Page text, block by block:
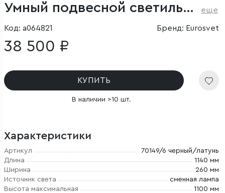
Умный подвесной светильник еще
Код: a064821 Бренд: Eurosvet
38 500 ₽
КУПИТЬ
В наличии >10 шт.
Характеристики
Артикул
70149/6 черный/латунь
Длина
1140 мм
Ширина
260 мм
Источник света
сменная лампа
Высота максимальная
1100 мм